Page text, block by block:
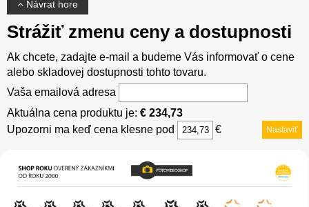
Návrat hore
Strážiť zmenu ceny a dostupnosti
Ak chcete, zadajte e-mail a budeme Vás informovať o cene
alebo skladovej dostupnosti tohto tovaru.
Vaša emailová adresa
Aktuálna cena produktu je: € 234,73
Upozorni ma keď cena klesne pod
€ Nastaviť